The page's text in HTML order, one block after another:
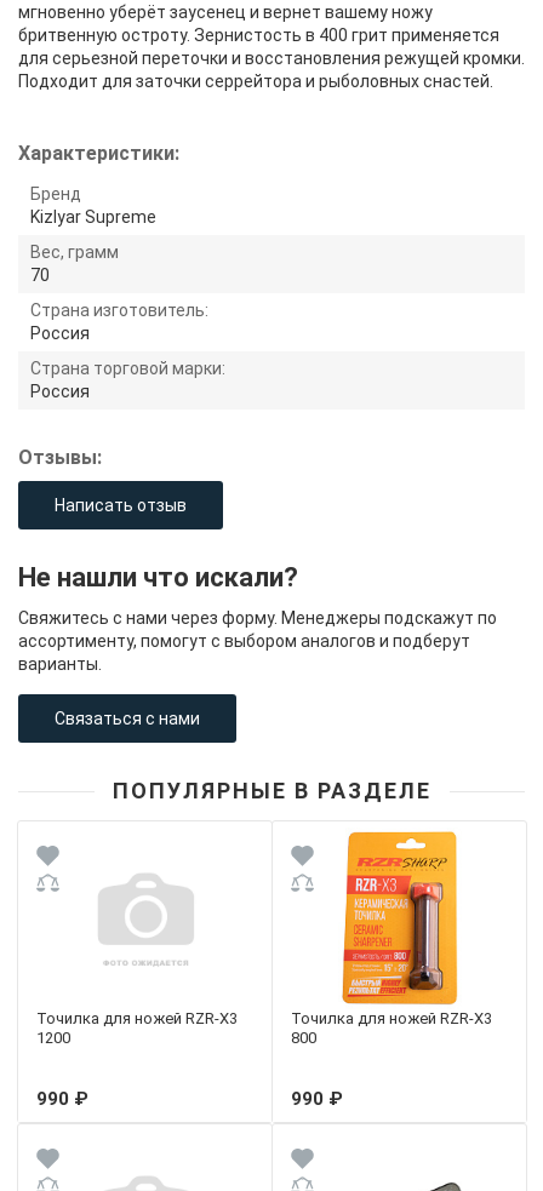
мгновенно уберёт заусенец и вернет вашему ножу
бритвенную остроту. Зернистость в 400 грит применяется
для серьезной переточки и восстановления режущей кромки.
Подходит для заточки серрейтора и рыболовных снастей.
Характеристики:
Бренд
Kizlyar Supreme
Вес, грамм
70
Страна изготовитель:
Россия
Страна торговой марки:
Россия
Отзывы:
Написать отзыв
Не нашли что искали?
Свяжитесь с нами через форму. Менеджеры подскажут по
ассортименту, помогут с выбором аналогов и подберут
варианты.
Связаться с нами
ПОПУЛЯРНЫЕ В РАЗДЕЛЕ
Точилка для ножей RZR-X3
1200
990 ₽
Точилка для ножей RZR-X3
800
990 ₽